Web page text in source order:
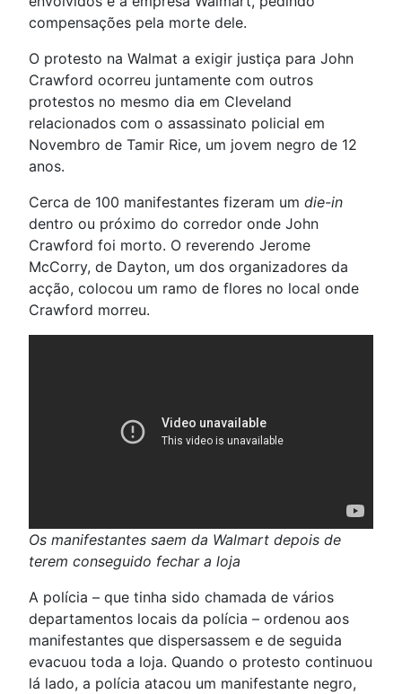
compensações pela morte dele.
O protesto na Walmat a exigir justiça para John
Crawford ocorreu juntamente com outros
protestos no mesmo dia em Cleveland
relacionados com o assassinato policial em
Novembro de Tamir Rice, um jovem negro de 12
anos.
Cerca de 100 manifestantes fizeram um die-in
dentro ou próximo do corredor onde John
Crawford foi morto. O reverendo Jerome
McCorry, de Dayton, um dos organizadores da
acção, colocou um ramo de flores no local onde
Crawford morreu.
Os manifestantes saem da Walmart depois de
terem conseguido fechar a loja
A polícia – que tinha sido chamada de vários
departamentos locais da polícia – ordenou aos
manifestantes que dispersassem e de seguida
evacuou toda a loja. Quando o protesto continuou
lá lado, a polícia atacou um manifestante negro,